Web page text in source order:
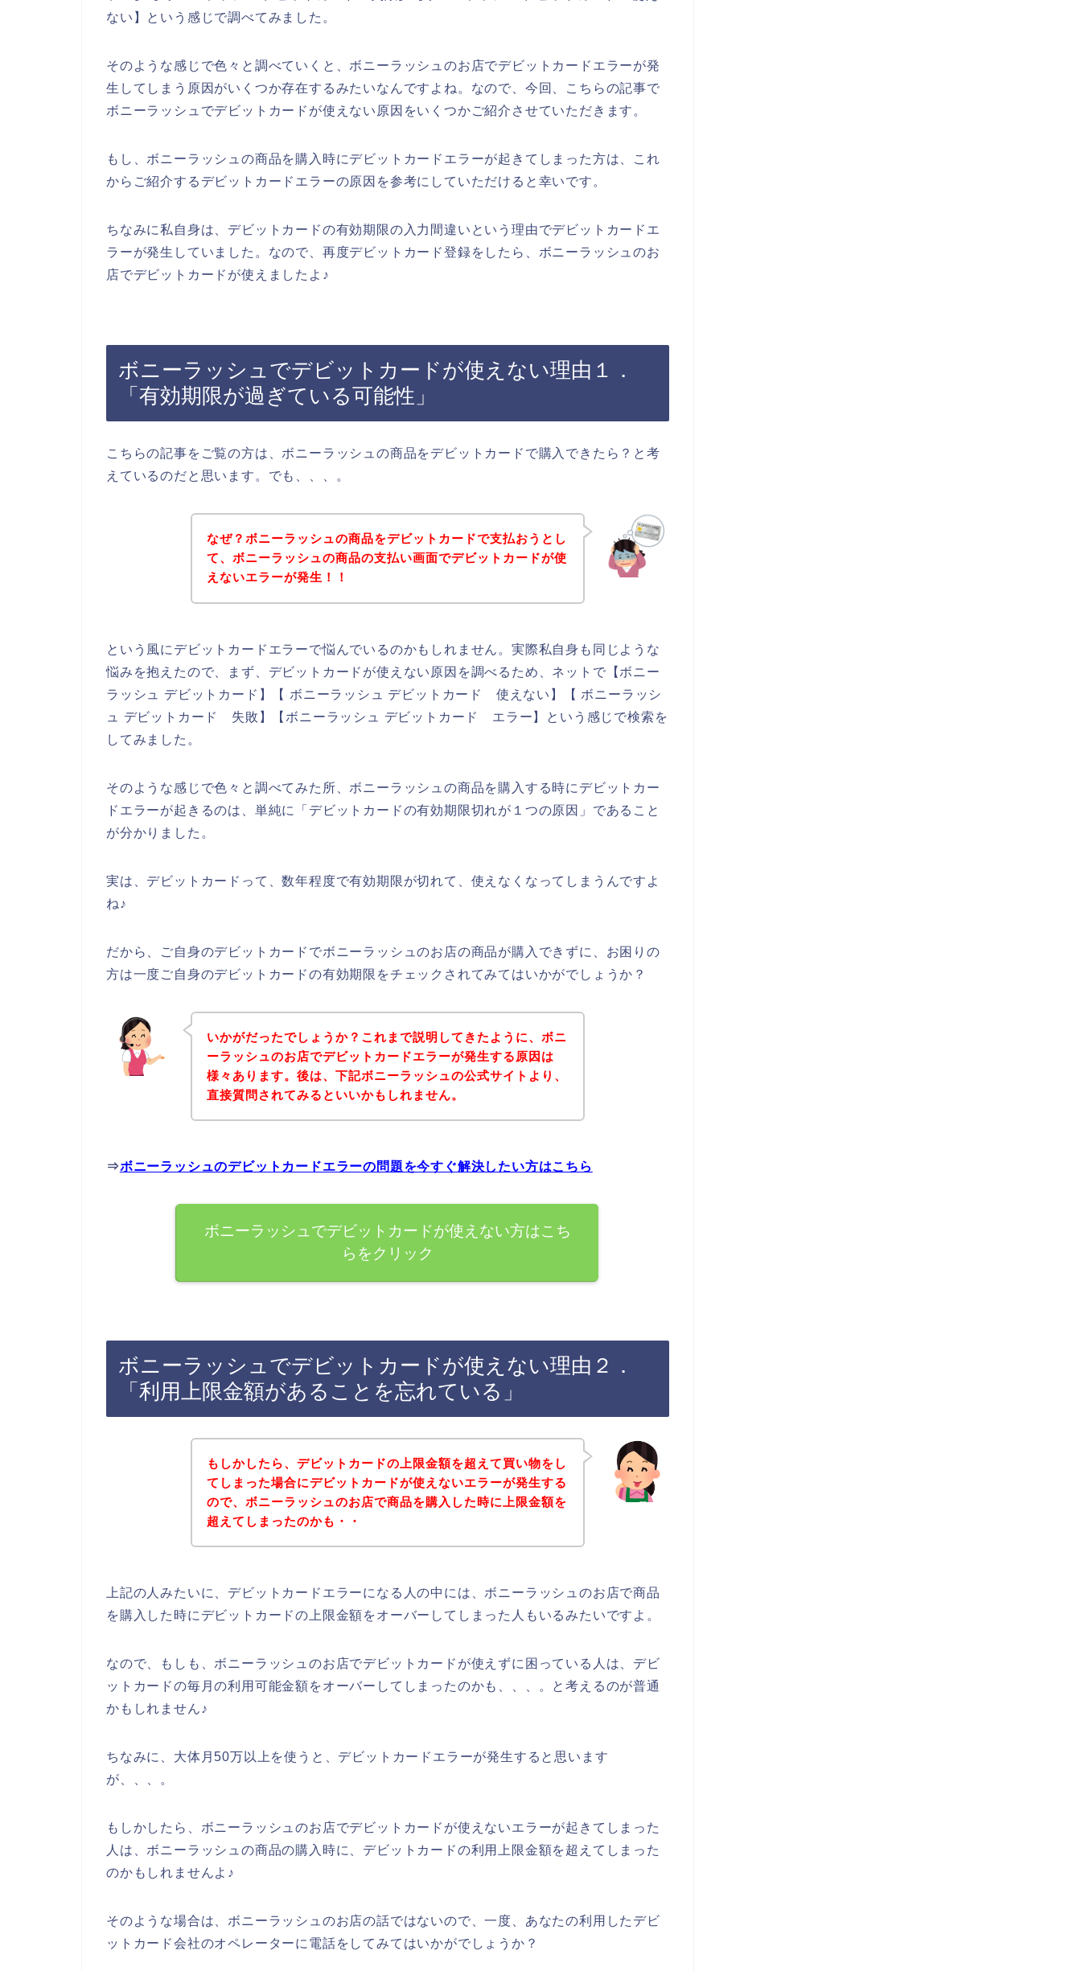
ない】という感じで調べてみました。
そのような感じで色々と調べていくと、ボニーラッシュのお店でデビットカードエラーが発
生してしまう原因がいくつか存在するみたいなんですよね。なので、今回、こちらの記事で
ボニーラッシュでデビットカードが使えない原因をいくつかご紹介させていただきます。
もし、ボニーラッシュの商品を購入時にデビットカードエラーが起きてしまった方は、これ
からご紹介するデビットカードエラーの原因を参考にしていただけると幸いです。
ちなみに私自身は、デビットカードの有効期限の入力間違いという理由でデビットカードエ
ラーが発生していました。なので、再度デビットカード登録をしたら、ボニーラッシュのお
店でデビットカードが使えましたよ♪
ボニーラッシュでデビットカードが使えない理由１．
「有効期限が過ぎている可能性」
こちらの記事をご覧の方は、ボニーラッシュの商品をデビットカードで購入できたら？と考
えているのだと思います。でも、、、。
なぜ？ボニーラッシュの商品をデビットカードで支払おうとし
て、ボニーラッシュの商品の支払い画面でデビットカードが使
えないエラーが発生！！
という風にデビットカードエラーで悩んでいるのかもしれません。実際私自身も同じような
悩みを抱えたので、まず、デビットカードが使えない原因を調べるため、ネットで【ボニー
ラッシュ デビットカード】【 ボニーラッシュ デビットカード 使えない】【 ボニーラッシ
ュ デビットカード 失敗】【ボニーラッシュ デビットカード エラー】という感じで検索を
してみました。
そのような感じで色々と調べてみた所、ボニーラッシュの商品を購入する時にデビットカー
ドエラーが起きるのは、単純に「デビットカードの有効期限切れが１つの原因」であること
が分かりました。
実は、デビットカードって、数年程度で有効期限が切れて、使えなくなってしまうんですよ
ね♪
だから、ご自身のデビットカードでボニーラッシュのお店の商品が購入できずに、お困りの
方は一度ご自身のデビットカードの有効期限をチェックされてみてはいかがでしょうか？
いかがだったでしょうか？これまで説明してきたように、ボニ
ーラッシュのお店でデビットカードエラーが発生する原因は
様々あります。後は、下記ボニーラッシュの公式サイトより、
直接質問されてみるといいかもしれません。
⇒ボニーラッシュのデビットカードエラーの問題を今すぐ解決したい方はこちら
ボニーラッシュでデビットカードが使えない方はこち
らをクリック
ボニーラッシュでデビットカードが使えない理由２．
「利用上限金額があることを忘れている」
もしかしたら、デビットカードの上限金額を超えて買い物をし
てしまった場合にデビットカードが使えないエラーが発生する
ので、ボニーラッシュのお店で商品を購入した時に上限金額を
超えてしまったのかも・・
上記の人みたいに、デビットカードエラーになる人の中には、ボニーラッシュのお店で商品
を購入した時にデビットカードの上限金額をオーバーしてしまった人もいるみたいですよ。
なので、もしも、ボニーラッシュのお店でデビットカードが使えずに困っている人は、デビ
ットカードの毎月の利用可能金額をオーバーしてしまったのかも、、、。と考えるのが普通
かもしれません♪
ちなみに、大体月50万以上を使うと、デビットカードエラーが発生すると思います
が、、、。
もしかしたら、ボニーラッシュのお店でデビットカードが使えないエラーが起きてしまった
人は、ボニーラッシュの商品の購入時に、デビットカードの利用上限金額を超えてしまった
のかもしれませんよ♪
そのような場合は、ボニーラッシュのお店の話ではないので、一度、あなたの利用したデビ
ットカード会社のオペレーターに電話をしてみてはいかがでしょうか？